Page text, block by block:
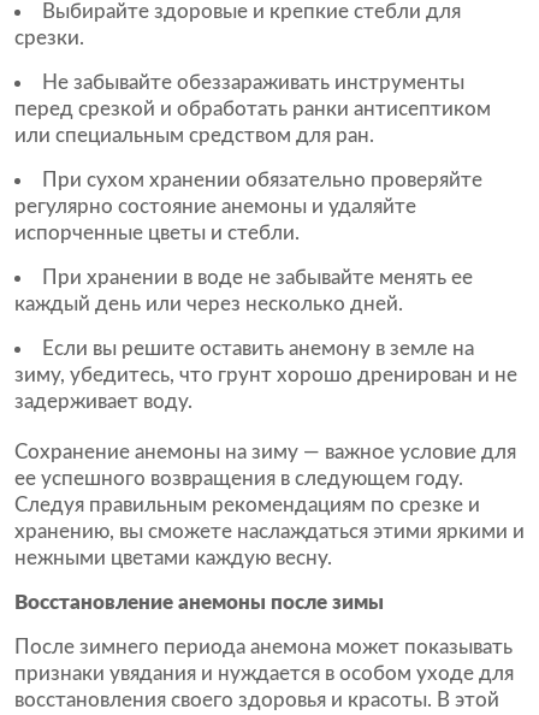
Выбирайте здоровые и крепкие стебли для
срезки.
Не забывайте обеззараживать инструменты
перед срезкой и обработать ранки антисептиком
или специальным средством для ран.
При сухом хранении обязательно проверяйте
регулярно состояние анемоны и удаляйте
испорченные цветы и стебли.
При хранении в воде не забывайте менять ее
каждый день или через несколько дней.
Если вы решите оставить анемону в земле на
зиму, убедитесь, что грунт хорошо дренирован и не
задерживает воду.
Сохранение анемоны на зиму — важное условие для
ее успешного возвращения в следующем году.
Следуя правильным рекомендациям по срезке и
хранению, вы сможете наслаждаться этими яркими и
нежными цветами каждую весну.
Восстановление анемоны после зимы
После зимнего периода анемона может показывать
признаки увядания и нуждается в особом уходе для
восстановления своего здоровья и красоты. В этой